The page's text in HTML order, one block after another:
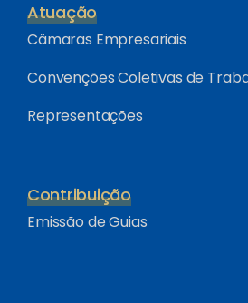
Atuação
Câmaras Empresariais
Convenções Coletivas de
Representações
Contribuição
Emissão de Guias